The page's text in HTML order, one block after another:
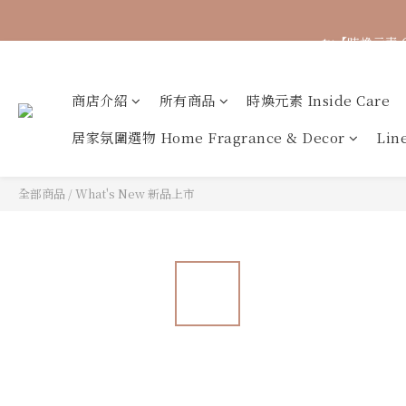
商店介紹 所有商品
時煥元素 Inside Care
居家氛圍選物 Home Fragrance & Decor
全部商品 /What's New 新品上市